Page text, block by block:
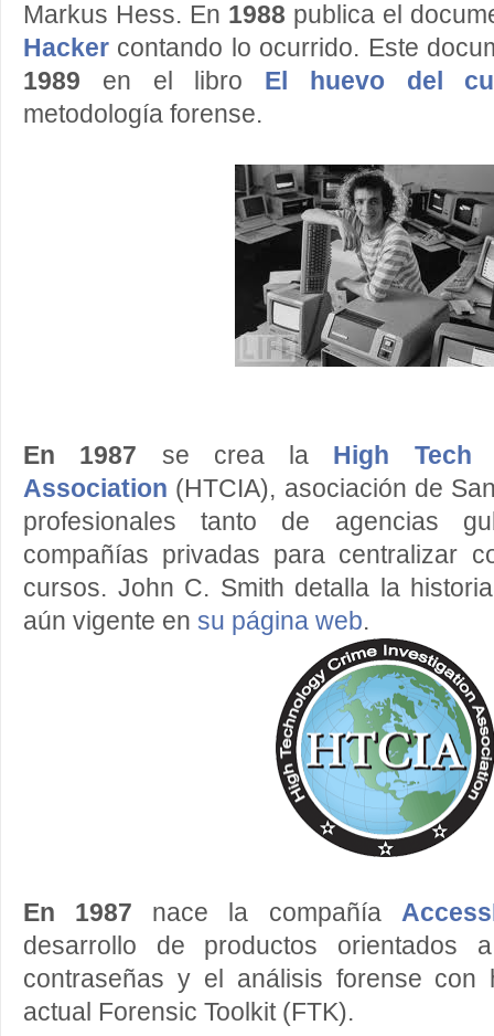
Markus Hess. En 1988 publica el
Hacker contando lo ocurrido. Este
1989 en el libro El huevo del
metodología forense.
En 1987 se crea la High Tech
Association (HTCIA), asociación de
profesionales tanto de agencias
compañías privadas para centralizar
cursos. John C. Smith detalla la
aún vigente en su página web.
En 1987 nace la compañía
desarrollo de productos orientados
contraseñas y el análisis forense con
actual Forensic Toolkit (FTK).